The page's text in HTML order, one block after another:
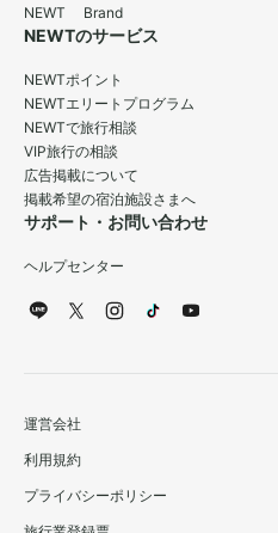
NEWT Brand
NEWTのサービス
NEWTポイント
NEWTエリートプログラム
NEWTで旅行相談
VIP旅行の相談
広告掲載について
掲載希望の宿泊施設さまへ
サポート・お問い合わせ
ヘルプセンター
運営会社
利用規約
プライバシーポリシー